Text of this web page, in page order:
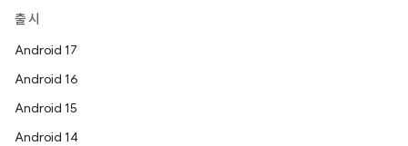
출시
Android 17
Android 16
Android 15
Android 14